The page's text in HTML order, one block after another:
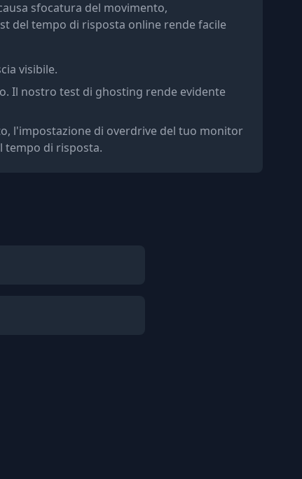
sfocatura del movimento,
del tempo di risposta online rende facile
visibile.
Il nostro test di ghosting rende evidente
l'impostazione di overdrive del tuo monitor
tempo di risposta.